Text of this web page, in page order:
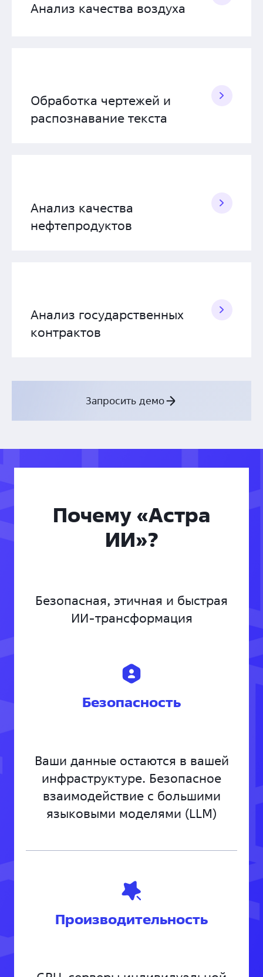
Анализ качества воздуха
Обработка чертежей и
распознавание текста
Анализ качества
нефтепродуктов
Анализ государственных
контрактов
Запросить демо
Почему «Астра
ИИ»?
Безопасная, этичная и быстрая
ИИ-трансформация
Безопасность
Ваши данные остаются в вашей
инфраструктуре. Безопасное
взаимодействие с большими
языковыми моделями (LLM)
Производительность